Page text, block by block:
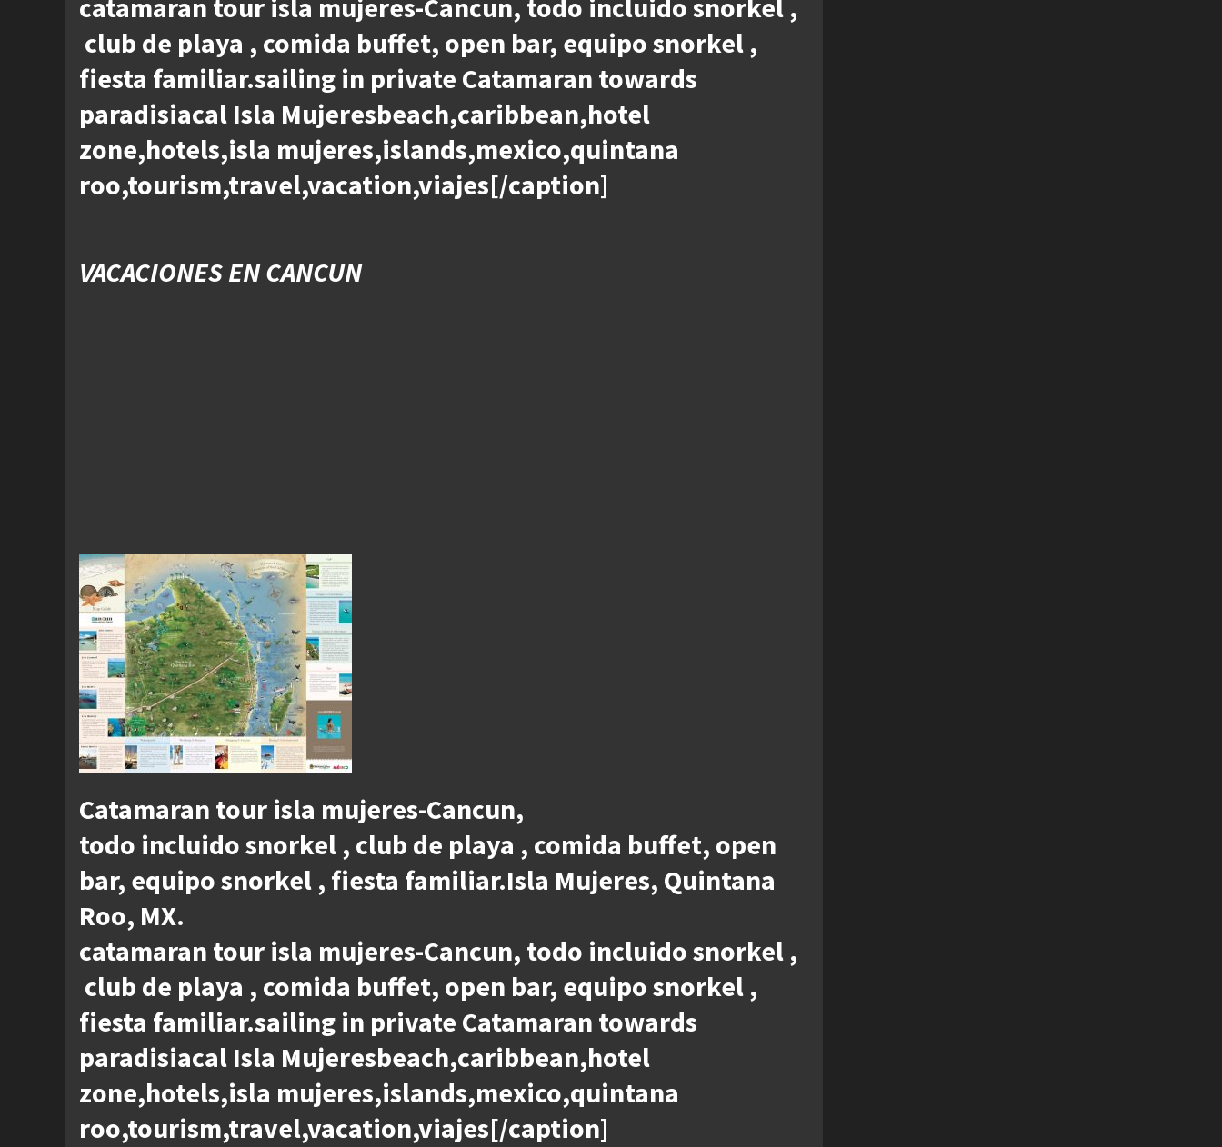
catamaran tour isla mujeres-Cancun, todo incluido snorkel ,
club de playa , comida buffet, open bar, equipo snorkel ,
fiesta familiar.sailing in private Catamaran towards
paradisiacal Isla Mujeresbeach,caribbean,hotel
zone,hotels,isla mujeres,islands,mexico,quintana
roo,tourism,travel,vacation,viajes[/caption]
VACACIONES EN CANCUN
Catamaran tour isla mujeres-Cancun,
todo incluido snorkel , club de playa , comida buffet, open
bar, equipo snorkel , fiesta familiar.Isla Mujeres, Quintana
Roo, MX.
catamaran tour isla mujeres-Cancun, todo incluido snorkel ,
club de playa , comida buffet, open bar, equipo snorkel ,
fiesta familiar.sailing in private Catamaran towards
paradisiacal Isla Mujeresbeach,caribbean,hotel
zone,hotels,isla mujeres,islands,mexico,quintana
roo,tourism,travel,vacation,viajes[/caption]